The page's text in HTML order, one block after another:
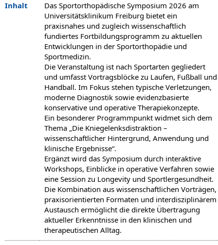
Inhalt
Das Sportorthopädische Symposium 2026 am
Universitätsklinikum Freiburg bietet ein
praxisnahes und zugleich wissenschaftlich
fundiertes Fortbildungsprogramm zu aktuellen
Entwicklungen in der Sportorthopädie und
Sportmedizin.
Die Veranstaltung ist nach Sportarten gegliedert
und umfasst Vortragsblöcke zu Laufen, Fußball und
Handball. Im Fokus stehen typische Verletzungen,
moderne Diagnostik sowie evidenzbasierte
konservative und operative Therapiekonzepte.
Ein besonderer Programmpunkt widmet sich dem
Thema „Die Kniegelenksdistraktion –
wissenschaftlicher Hintergrund, Anwendung und
klinische Ergebnisse“.
Ergänzt wird das Symposium durch interaktive
Workshops, Einblicke in operative Verfahren sowie
eine Session zu Longevity und Sportlergesundheit.
Die Kombination aus wissenschaftlichen Vorträgen,
praxisorientierten Formaten und interdisziplinärem
Austausch ermöglicht die direkte Übertragung
aktueller Erkenntnisse in den klinischen und
therapeutischen Alltag.